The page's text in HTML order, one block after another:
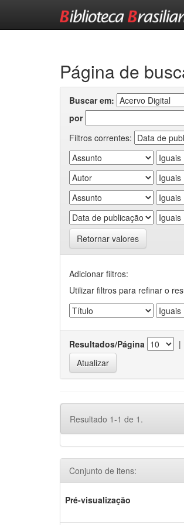
Página de
Buscar em:
por
Filtros correntes:
Retornar valores
Adicionar filtros:
Utilizar filtros para refinar o
Resultados/Página |
Resultado 1-1 de 1.
Conjunto de itens:
Pré-visualização